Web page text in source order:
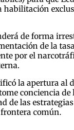
habilitación
de forma
de la
por el
la apertura al
conciencia de
de las
común.